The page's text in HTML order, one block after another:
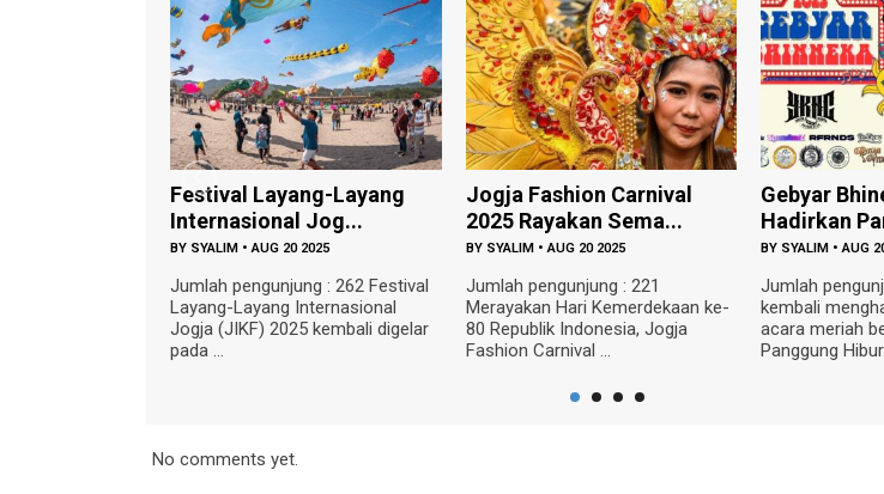
Festival Layang-Layang
Internasional Jog...
AUG 20 2025
Jumlah pengunjung : 262 Festival
Layang-Layang Internasional
Jogja (JIKF) 2025 kembali digelar
Jogja Fashion Carnival
2025 Rayakan Sema...
AUG 20 2025
Jumlah pengunjung : 221
Merayakan Hari Kemerdekaan ke-
80 Republik Indonesia, Jogja
Fashion Carnival ...
Gebyar Bhineka 2025
Hadirkan Panggung Hi...
AUG 20 2025
Jumlah pengunjung : 230 Jogja
kembali menghadirkan sebuah
acara meriah bertajuk Jogja
Panggung Hibur...
No comments yet.